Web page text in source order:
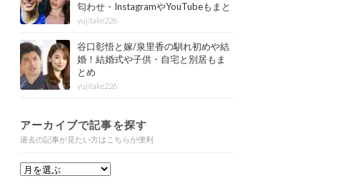
匂わせ・InstagramやYouTubeもまと
め
yujitake226
谷口彰悟と嫁/泉里香の馴れ初めや結
婚！結婚式や子供・自宅と別居もま
とめ
yujitake226
アーカイブで記事を探す
過去の記事が見たい方はこちらが便利